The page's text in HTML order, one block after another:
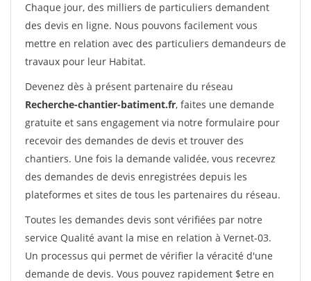
Chaque jour, des milliers de particuliers demandent
des devis en ligne. Nous pouvons facilement vous
mettre en relation avec des particuliers demandeurs de
travaux pour leur Habitat.
Devenez dès à présent partenaire du réseau
Recherche-chantier-batiment.fr, faites une demande
gratuite et sans engagement via notre formulaire pour
recevoir des demandes de devis et trouver des
chantiers. Une fois la demande validée, vous recevrez
des demandes de devis enregistrées depuis les
plateformes et sites de tous les partenaires du réseau.
Toutes les demandes devis sont vérifiées par notre
service Qualité avant la mise en relation à Vernet-03.
Un processus qui permet de vérifier la véracité d'une
demande de devis. Vous pouvez rapidement $etre en